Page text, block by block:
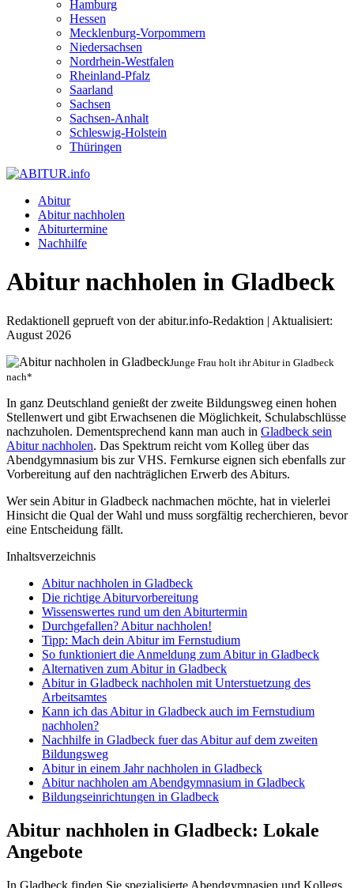
Hamburg
Hessen
Mecklenburg-Vorpommern
Niedersachsen
Nordrhein-Westfalen
Rheinland-Pfalz
Saarland
Sachsen
Sachsen-Anhalt
Schleswig-Holstein
Thüringen
Abitur
Abitur nachholen
Abiturtermine
Nachhilfe
Abitur nachholen in Gladbeck
Redaktionell geprueft von der abitur.info-Redaktion | Aktualisiert:
August 2026
Junge Frau holt ihr Abitur in Gladbeck
nach*
In ganz Deutschland genießt der zweite Bildungsweg einen hohen
Stellenwert und gibt Erwachsenen die Möglichkeit, Schulabschlüsse
nachzuholen. Dementsprechend kann man auch in Gladbeck sein
Abitur nachholen. Das Spektrum reicht vom Kolleg über das
Abendgymnasium bis zur VHS. Fernkurse eignen sich ebenfalls zur
Vorbereitung auf den nachträglichen Erwerb des Abiturs.
Wer sein Abitur in Gladbeck nachmachen möchte, hat in vielerlei
Hinsicht die Qual der Wahl und muss sorgfältig recherchieren, bevor
eine Entscheidung fällt.
Inhaltsverzeichnis
Abitur nachholen in Gladbeck
Die richtige Abiturvorbereitung
Wissenswertes rund um den Abiturtermin
Durchgefallen? Abitur nachholen!
Tipp: Mach dein Abitur im Fernstudium
So funktioniert die Anmeldung zum Abitur in Gladbeck
Alternativen zum Abitur in Gladbeck
Abitur in Gladbeck nachholen mit Unterstuetzung des
Arbeitsamtes
Kann ich das Abitur in Gladbeck auch im Fernstudium
nachholen?
Nachhilfe in Gladbeck fuer das Abitur auf dem zweiten
Bildungsweg
Abitur in einem Jahr nachholen in Gladbeck
Abitur nachholen am Abendgymnasium in Gladbeck
Bildungseinrichtungen in Gladbeck
Abitur nachholen in Gladbeck: Lokale
Angebote
In Gladbeck finden Sie spezialisierte Abendgymnasien und Kollegs